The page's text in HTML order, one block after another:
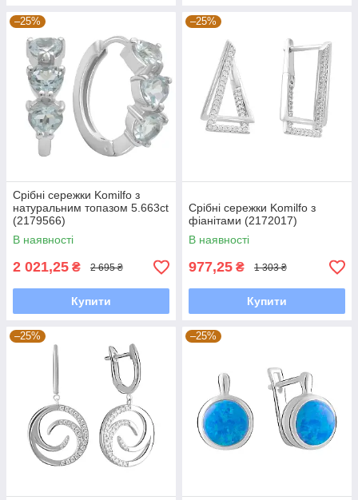
–25%
Срібні сережки Komilfo з
натуральним топазом 5.663ct
(2179566)
В наявності
2 021,25 ₴ 2 695 ₴
Купити
–25%
Срібні сережки Komilfo з
фіанітами (2172017)
В наявності
977,25 ₴ 1 303 ₴
Купити
–25% –25%